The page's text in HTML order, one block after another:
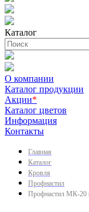
Каталог
О компании
Каталог продукции
Акции*
Каталог цветов
Информация
Контакты
Главная
Каталог
Кровля
Профнастил
Профнастил МК-20